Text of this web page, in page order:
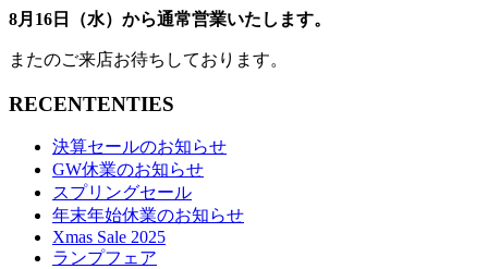
8月16日（水）から通常営業いたします。
またのご来店お待ちしております。
RECENTENTIES
決算セールのお知らせ
GW休業のお知らせ
スプリングセール
年末年始休業のお知らせ
Xmas Sale 2025
ランプフェア